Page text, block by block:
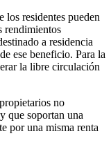
los residentes pueden
rendimientos
a residencia
ese beneficio. Para la
la libre circulación
no
que soportan una
por una misma renta